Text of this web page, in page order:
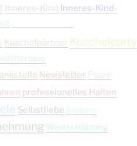
Inneres-Kind Inneres-Kind-
Kuschelpartner Kuschelparty
Newsletter Paare
professionelles Halten
Selbstliebe Singles
Wertschätzung